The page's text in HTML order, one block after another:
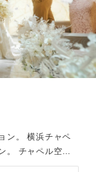
ン。 横浜チャペ
。 チャペル空間
れたかのような柔